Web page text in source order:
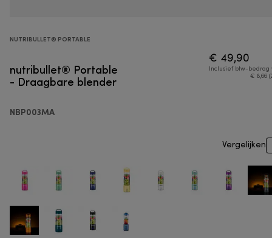
NUTRIBULLET® PORTABLE
nutribullet® Portable
- Draagbare blender
NBP003MA
€ 49,90
Inclusief btw-bedrag
€ 8,66
Vergelijken